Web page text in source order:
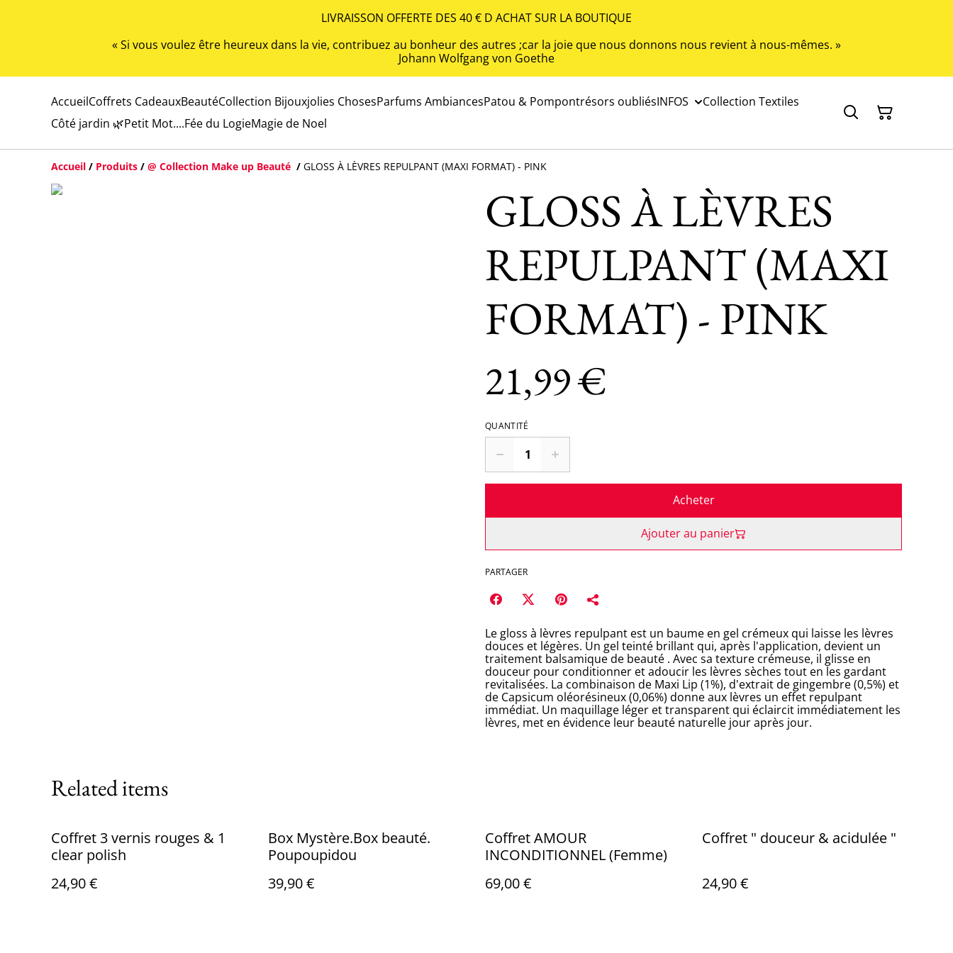
LIVRAISSON OFFERTE DES 40 € D ACHAT SUR LA BOUTIQUE
« Si vous voulez être heureux dans la vie, contribuez au bonheur des autres ;car la joie que nous donnons nous revient à nous-mêmes. »
Johann Wolfgang von Goethe
AccueilCoffrets CadeauxBeautéCollection Bijouxjolies ChosesParfums AmbiancesPatou & Pompontrésors oubliésINFOS
Collection Textiles
Côté jardin 🌿Petit Mot....Fée du LogieMagie de Noel
Accueil / Produits / @ Collection Make up Beauté / GLOSS À LÈVRES REPULPANT (MAXI FORMAT) - PINK
GLOSS À LÈVRES
REPULPANT (MAXI
FORMAT) - PINK
21,99 €
QUANTITÉ
Acheter
Ajouter au panier
PARTAGER
Le gloss à lèvres repulpant est un baume en gel crémeux qui laisse les lèvres
douces et légères. Un gel teinté brillant qui, après l'application, devient un
traitement balsamique de beauté . Avec sa texture crémeuse, il glisse en
douceur pour conditionner et adoucir les lèvres sèches tout en les gardant
revitalisées. La combinaison de Maxi Lip (1%), d'extrait de gingembre (0,5%) et
de Capsicum oléorésineux (0,06%) donne aux lèvres un effet repulpant
immédiat. Un maquillage léger et transparent qui éclaircit immédiatement les
lèvres, met en évidence leur beauté naturelle jour après jour.
Related items
Coffret 3 vernis rouges & 1
clear polish
24,90 €
Box Mystère.Box beauté.
Poupoupidou
39,90 €
Coffret AMOUR
INCONDITIONNEL (Femme)
69,00 €
Coffret " douceur & acidulée "
24,90 €